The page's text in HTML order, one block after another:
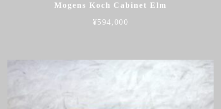
Mogens Koch Cabinet Elm
¥594,000